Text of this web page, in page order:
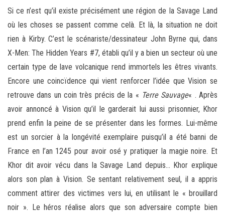
Si ce n’est qu’il existe précisément une région de la Savage Land
où les choses se passent comme celà. Et là, la situation ne doit
rien à Kirby. C’est le scénariste/dessinateur John Byrne qui, dans
X-Men: The Hidden Years #7, établi qu’il y a bien un secteur où une
certain type de lave volcanique rend immortels les êtres vivants.
Encore une coincïdence qui vient renforcer l’idée que Vision se
retrouve dans un coin très précis de la « Terre Sauvage« . Après
avoir annoncé à Vision qu’il le garderait lui aussi prisonnier, Khor
prend enfin la peine de se présenter dans les formes. Lui-même
est un sorcier à la longévité exemplaire puisqu’il a été banni de
France en l’an 1245 pour avoir osé y pratiquer la magie noire. Et
Khor dit avoir vécu dans la Savage Land depuis… Khor explique
alors son plan à Vision. Se sentant relativement seul, il a appris
comment attirer des victimes vers lui, en utilisant le « brouillard
noir ». Le héros réalise alors que son adversaire compte bien